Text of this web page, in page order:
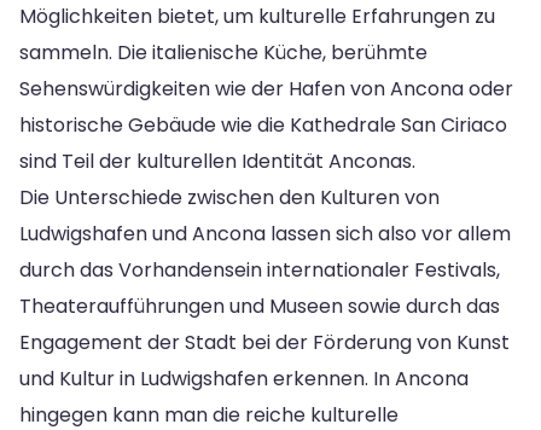
Möglichkeiten bietet, um kulturelle Erfahrungen zu
sammeln. Die italienische Küche, berühmte
Sehenswürdigkeiten wie der Hafen von Ancona oder
historische Gebäude wie die Kathedrale San Ciriaco
sind Teil der kulturellen Identität Anconas.
Die Unterschiede zwischen den Kulturen von
Ludwigshafen und Ancona lassen sich also vor allem
durch das Vorhandensein internationaler Festivals,
Theateraufführungen und Museen sowie durch das
Engagement der Stadt bei der Förderung von Kunst
und Kultur in Ludwigshafen erkennen. In Ancona
hingegen kann man die reiche kulturelle